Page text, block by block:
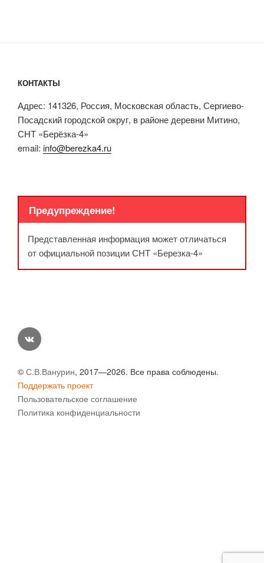
КОНТАКТЫ
Адрес: 141326, Россия, Московская область, Сергиево-
Посадский городской округ, в районе деревни Митино,
СНТ «Берёзка-4»
email: info@berezka4.ru
Предупреждение!
Представленная информация может отличаться
от официальной позиции СНТ «Березка-4»
vk
© С.В.Ванурин, 2017—2026. Все права соблюдены.
Поддержать проект
Пользовательское соглашение
Политика конфиденциальности